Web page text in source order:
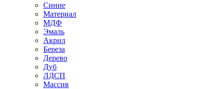
Синие
Материал
МДФ
Эмаль
Акрил
Береза
Дерево
Дуб
ЛДСП
Массив